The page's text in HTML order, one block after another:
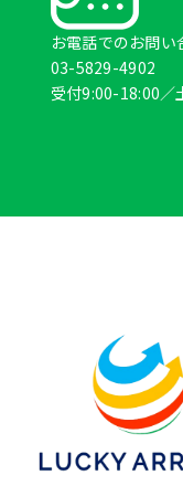
お電話でのお問い
03-5829-4902
受付9:00-18:00／